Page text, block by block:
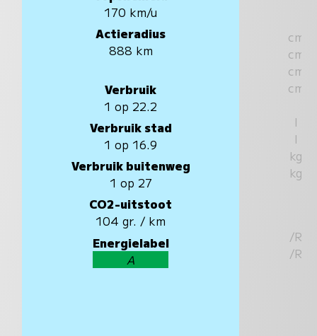
170 km/u
Actieradius
888 km
Verbruik
1 op 22.2
Verbruik stad
1 op 16.9
Verbruik buitenweg
1 op 27
CO2-uitstoot
104 gr. / km
Energielabel
A
cm
cm
cm
cm
l
l
kg
kg
/R
/R